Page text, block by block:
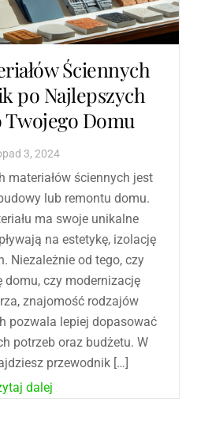
Ściennych
po Najlepszych
Twojego Domu
3, 2024
materiałów ściennych jest
lub remontu domu.
ma swoje unikalne
na estetykę, izolację
Niezależnie od tego, czy
domu, czy modernizację
znajomość rodzajów
pozwala lepiej dopasować
potrzeb oraz budżetu. W
przewodnik […]
dalej